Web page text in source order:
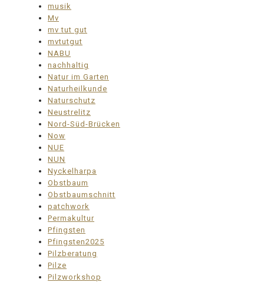
musik
Mv
mv tut gut
mvtutgut
NABU
nachhaltig
Natur im Garten
Naturheilkunde
Naturschutz
Neustrelitz
Nord-Süd-Brücken
Now
NUE
NUN
Nyckelharpa
Obstbaum
Obstbaumschnitt
patchwork
Permakultur
Pfingsten
Pfingsten2025
Pilzberatung
Pilze
Pilzworkshop